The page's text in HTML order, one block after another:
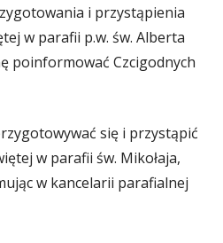
i przystąpienia
w parafii p.w. św. Alberta
poinformować Czcigodnych
się i przystąpić
w parafii św. Mikołaja,
w kancelarii parafialnej